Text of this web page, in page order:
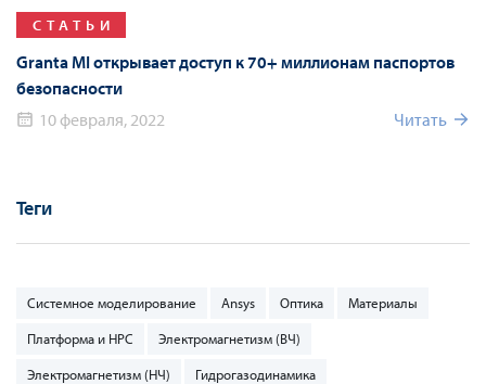
СТАТЬИ
Granta MI открывает доступ к 70+ миллионам паспортов
безопасности
10 февраля, 2022
Читать
Теги
Системное моделирование Ansys Оптика Материалы
Платформа и HPC Электромагнетизм (ВЧ)
Электромагнетизм (НЧ) Гидрогазодинамика